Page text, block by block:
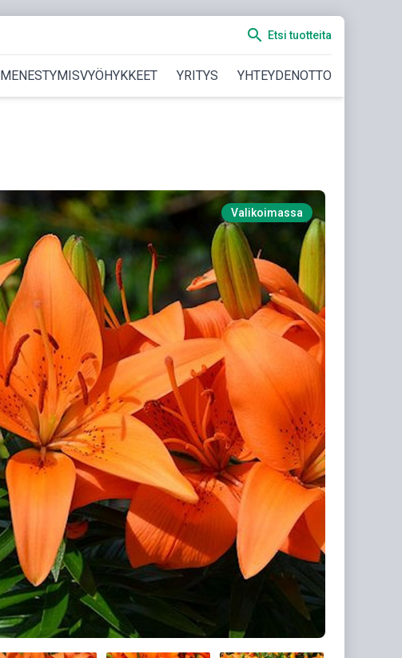
search Etsi tuotteita
MENESTYMISVYÖHYKKEET YRITYS YHTEYDENOTTO
Valikoimassa